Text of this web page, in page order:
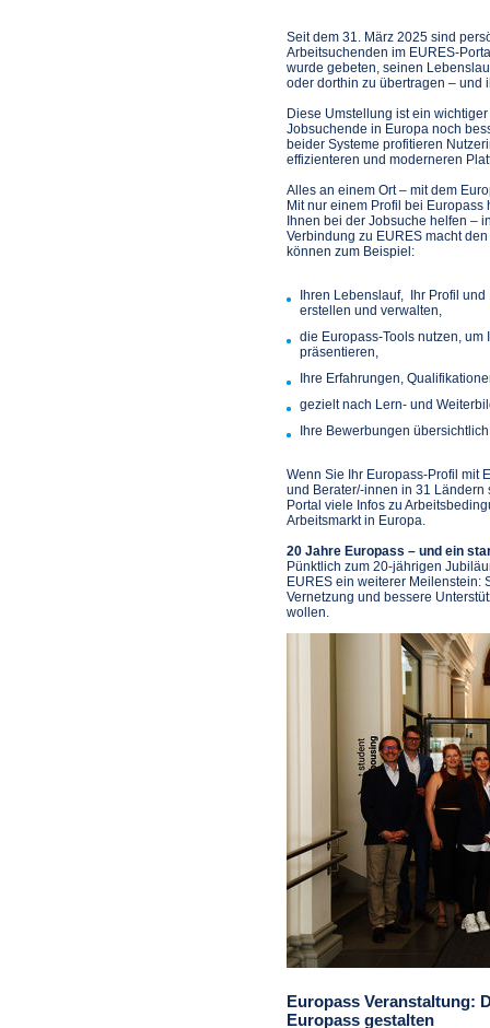
Seit dem 31. März 2025 sind
Arbeitsuchenden im EURES-
wurde gebeten, seinen
oder dorthin zu übertragen – und
Diese Umstellung ist ein
Jobsuchende in Europa noch
beider Systeme profitieren
effizienteren und moderneren
Alles an einem Ort – mit dem
Mit nur einem Profil bei
Ihnen bei der Jobsuche helfen –
Verbindung zu EURES macht
können zum Beispiel:
Ihren Lebenslauf, Ihr Profil
erstellen und verwalten,
die Europass-Tools nutzen,
präsentieren,
Ihre Erfahrungen,
gezielt nach Lern- und
Ihre Bewerbungen
Wenn Sie Ihr Europass-Profil mit
und Berater/-innen in 31 Ländern
Portal viele Infos zu
Arbeitsmarkt in Europa.
20 Jahre Europass – und ein
Pünktlich zum 20-jährigen
EURES ein weiterer Meilenstein:
Vernetzung und bessere
wollen.
Europass Veranstaltung:
Europass gestalten